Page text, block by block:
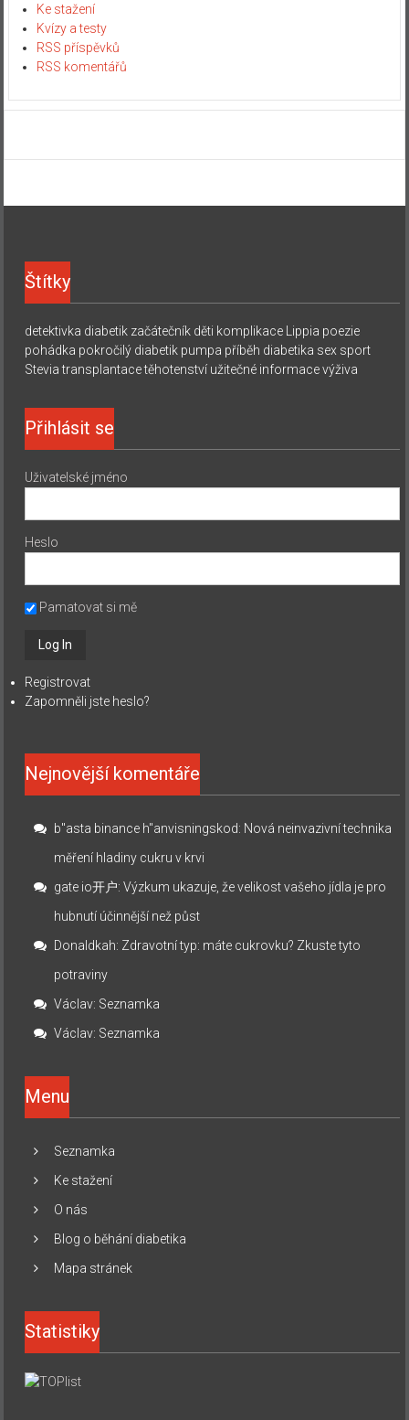
Ke stažení
Kvízy a testy
RSS příspěvků
RSS komentářů
Štítky
detektivka diabetik začátečník děti komplikace Lippia poezie
pohádka pokročilý diabetik pumpa příběh diabetika sex sport
Stevia transplantace těhotenství užitečné informace výživa
Přihlásit se
Uživatelské jméno
Heslo
Pamatovat si mě
Registrovat
Zapomněli jste heslo?
Nejnovější komentáře
b"asta binance h"anvisningskod: Nová neinvazivní technika
měření hladiny cukru v krvi
gate io开户:Výzkum ukazuje, že velikost vašeho jídla je pro
hubnutí účinnější než půst
Donaldkah: Zdravotní typ: máte cukrovku? Zkuste tyto
potraviny
Václav: Seznamka
Václav: Seznamka
Menu
Seznamka
Ke stažení
O nás
Blog o běhání diabetika
Mapa stránek
Statistiky